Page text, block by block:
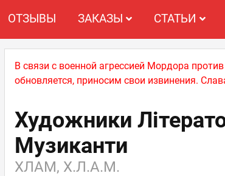
ОТЗЫВЫ ЗАКАЗЫ СТАТЬИ
В связи с военной агрессией Мордора
обновляется, приносим свои извинения.
Художники
Музиканти
ХЛАМ, Х.Л.А.М.